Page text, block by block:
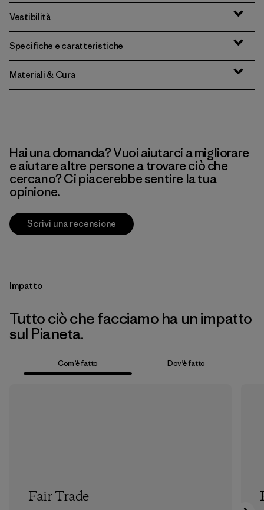
Vestibilità
Specifiche e caratteristiche
Materiali & Cura
Hai una domanda? Vuoi aiutarci a migliorare
e aiutare altre persone a trovare ciò che
cercano? Ci piacerebbe sentire la tua
opinione.
Scrivi una recensione
Impatto
Tutto ciò che facciamo ha un impatto
sul Pianeta.
Com’è fatto Dov’è fatto
Fair Trade